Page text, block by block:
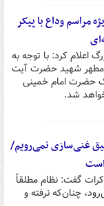
مراسم وداع با پیکر
اعلام کرد: با توجه به
مطهر شهید حضرت آیت
حضرت امام خمینی
شد.
غنی‌سازی نمی‌رویم/
گفت: نظام مطلقاً
چنان‌که نرفته و